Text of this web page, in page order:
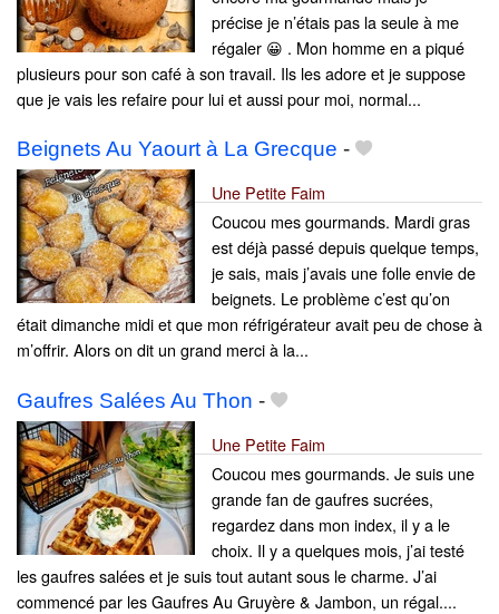
précise je n’étais pas la seule à me
régaler 😀 . Mon homme en a piqué
plusieurs pour son café à son travail. Ils les adore et je suppose
que je vais les refaire pour lui et aussi pour moi, normal...
Beignets Au Yaourt à La Grecque -
Une Petite Faim
Coucou mes gourmands. Mardi gras
est déjà passé depuis quelque temps,
je sais, mais j’avais une folle envie de
beignets. Le problème c’est qu’on
était dimanche midi et que mon réfrigérateur avait peu de chose à
m’offrir. Alors on dit un grand merci à la...
Gaufres Salées Au Thon -
Une Petite Faim
Coucou mes gourmands. Je suis une
grande fan de gaufres sucrées,
regardez dans mon index, il y a le
choix. Il y a quelques mois, j’ai testé
les gaufres salées et je suis tout autant sous le charme. J’ai
commencé par les Gaufres Au Gruyère & Jambon, un régal....